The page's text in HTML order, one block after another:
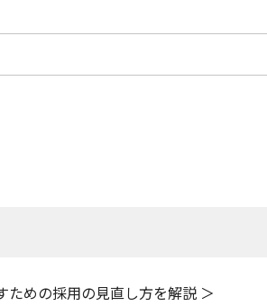
めの採用の見直し方を解説 ＞